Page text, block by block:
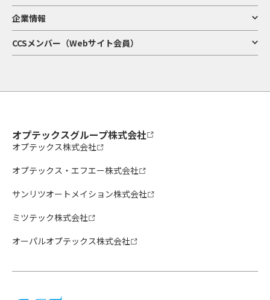
企業情報
CCSメンバー（Webサイト会員）
オプテックスグループ株式会社
オプテックス株式会社
オプテックス・エフエー株式会社
サンリツオートメイション株式会社
ミツテック株式会社
オーパルオプテックス株式会社